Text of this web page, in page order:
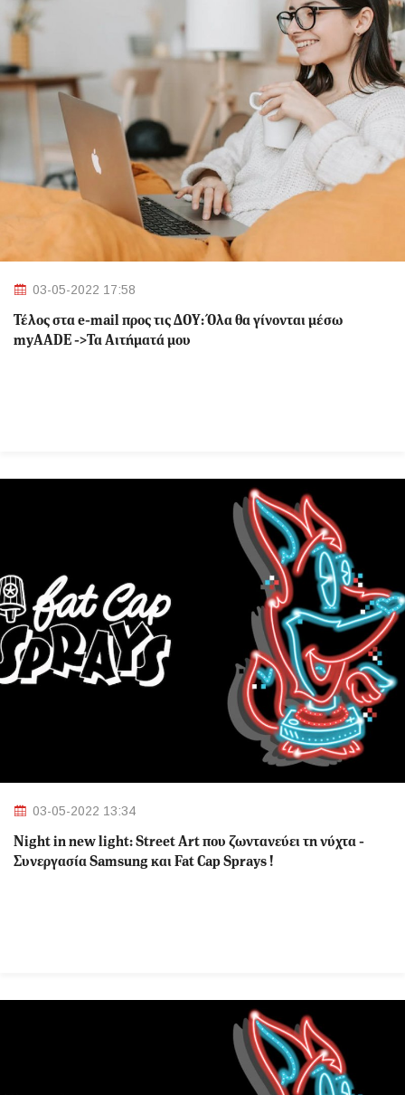
03-05-2022 17:58
Τέλος στα e-mail προς τις ΔΟΥ: Όλα θα γίνονται μέσω
myAADE ->Τα Αιτήματά μου
03-05-2022 13:34
Night in new light: Street Art που ζωντανεύει τη νύχτα -
Συνεργασία Samsung και Fat Cap Sprays !